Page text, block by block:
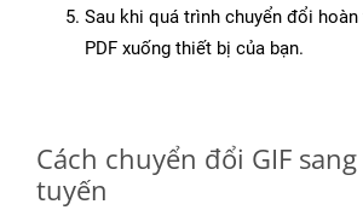
Sau khi quá trình chuyển đổi
PDF xuống thiết bị của bạn.
Cách chuyển đổi GIF
tuyến